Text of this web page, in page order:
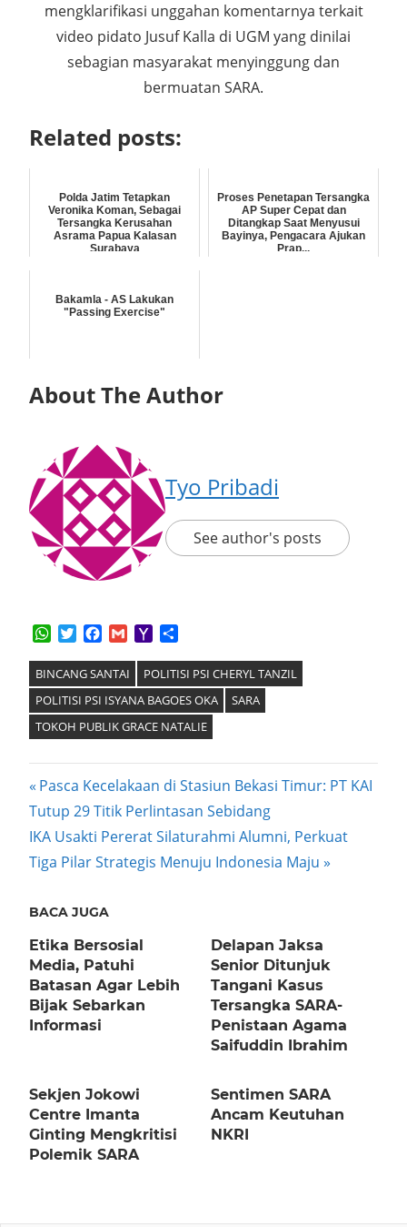
mengklarifikasi unggahan komentarnya terkait
video pidato Jusuf Kalla di UGM yang dinilai
sebagian masyarakat menyinggung dan
bermuatan SARA.
Related posts:
Polda Jatim Tetapkan
Veronika Koman, Sebagai
Tersangka Kerusahan
Asrama Papua Kalasan
Surabaya
Proses Penetapan Tersangka
AP Super Cepat dan
Ditangkap Saat Menyusui
Bayinya, Pengacara Ajukan
Prap...
Bakamla - AS Lakukan
"Passing Exercise"
About The Author
Tyo Pribadi
See author's posts
WhatsApp
TwitterFacebook
GmailYahoo
BINCANG SANTAI
POLITISI PSI CHERYL TANZIL
POLITISI PSI ISYANA BAGOES OKA
SARA
TOKOH PUBLIK GRACE NATALIE
Post
navigation
Previous
Post:
Pasca Kecelakaan di Stasiun Bekasi Timur: PT KAI
Tutup 29 Titik Perlintasan Sebidang
Next
Post:
IKA Usakti Pererat Silaturahmi Alumni, Perkuat
Tiga Pilar Strategis Menuju Indonesia Maju
BACA JUGA
Etika Bersosial
Media, Patuhi
Batasan Agar Lebih
Bijak Sebarkan
Informasi
Delapan Jaksa
Senior Ditunjuk
Tangani Kasus
Tersangka SARA-
Penistaan Agama
Saifuddin Ibrahim
Sekjen Jokowi
Centre Imanta
Ginting Mengkritisi
Polemik SARA
Sentimen SARA
Ancam Keutuhan
NKRI